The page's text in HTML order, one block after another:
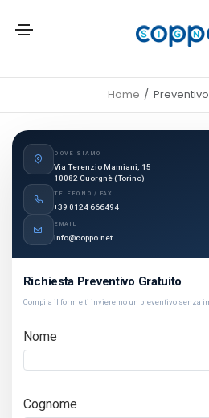
Home
DOVE SIAMO
Via Terenzio Mamiani, 15
10082 Cuorgnè (Torino)
TELEFONO / FAX
+39 0124 666494
EMAIL
info@coppo.net
Richiesta Preventivo Gratuito
Compila il form e ti invieremo un preventivo senza
Nome
Cognome